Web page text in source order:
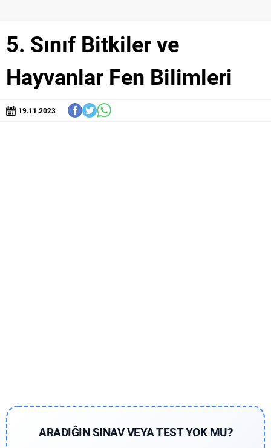
5. Sınıf Bitkiler ve
Hayvanlar Fen Bilimleri
19.11.2023
ARADIĞIN SINAV VEYA TEST YOK MU?